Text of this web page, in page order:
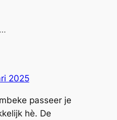
2025
passeer je
hè. De